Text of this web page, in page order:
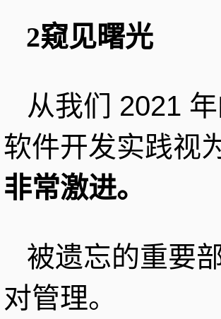
2窥见曙光
从我们 2021
软件开发实践视
非常激进。
被遗忘的重要
对管理。